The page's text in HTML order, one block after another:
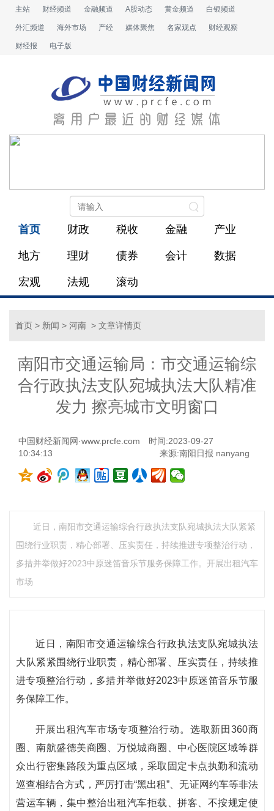
主站 财经频道 金融频道 A股动态 黄金频道 白银频道
外汇频道 海外市场 产经 媒体聚焦 名家观点 财经观察
财经报 电子版
首页 财政 税收 金融 产业
地方 理财 债券 会计 数据
宏观 法规 滚动
首页 > 新闻 > 河南 > 文章详情页
南阳市交通运输局：市交通运输综
合行政执法支队宛城执法大队精准
发力 擦亮城市文明窗口
中国财经新闻网·www.prcfe.com
时间:2023-09-27
10:34:13
来源:南阳日报 nanyang
近日，南阳市交通运输综合行政执法支队宛城执法大队紧紧
围绕行业职责，精心部署、压实责任，持续推进专项整治行动，
多措并举做好2023中原迷笛音乐节服务保障工作。开展出租汽车
市场
近日，南阳市交通运输综合行政执法支队宛城执法
大队紧紧围绕行业职责，精心部署、压实责任，持续推
进专项整治行动，多措并举做好2023中原迷笛音乐节服
务保障工作。
开展出租汽车市场专项整治行动。选取新田360商
圈、南航盛德美商圈、万悦城商圈、中心医院区域等群
众出行密集路段为重点区域，采取固定卡点执勤和流动
巡查相结合方式，严厉打击“黑出租”、无证网约车等非法
营运车辆，集中整治出租汽车拒载、拼客、不按规定使